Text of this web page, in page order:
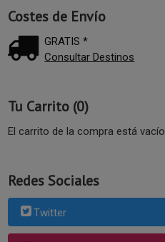
Costes de Envío
GRATIS *
Consultar Destinos
Tu Carrito (0)
El carrito de la compra está vacío
Redes Sociales
Twitter